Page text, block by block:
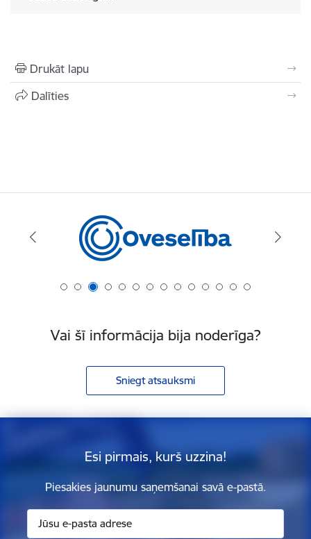
Drukāt lapu
Dalīties
Vai šī informācija bija noderīga?
Sniegt atsauksmi
Esi pirmais, kurš uzzina!
Piesakies jaunumu saņemšanai savā e-pastā.